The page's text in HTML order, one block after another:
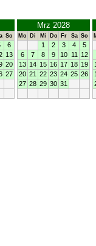
So
6
13
20
27
Mrz 2028
Mo Di Mi Do Fr Sa So
1 2 3 4
5
6
7 8 9 10 11
12
13 14 15 16 17 18 19
20 21 22 23 24 25 26
27 28 29 30 31